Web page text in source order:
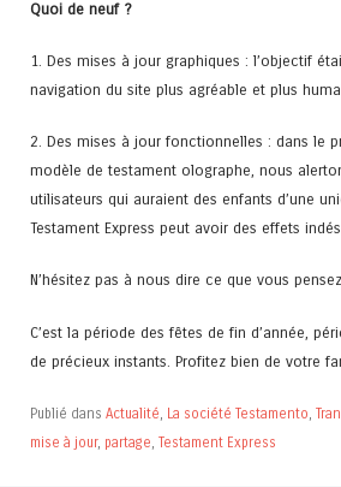
Quoi de neuf ?
1. Des mises à jour graphiques : l’objectif
navigation du site plus agréable et plus
2. Des mises à jour fonctionnelles : dans le
modèle de testament olographe, nous
utilisateurs qui auraient des enfants d’une
Testament Express peut avoir des effets
N’hésitez pas à nous dire ce que vous
C’est la période des fêtes de fin d’année,
de précieux instants. Profitez bien de votre
Publié dans Actualité La société Testamento
mise à jour, partage Testament Express